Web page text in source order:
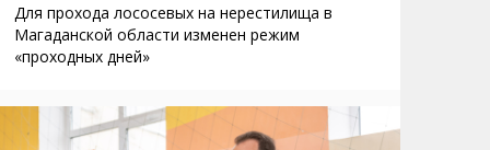
Для прохода лососевых на нерестилища в
Магаданской области изменен режим
«проходных дней»